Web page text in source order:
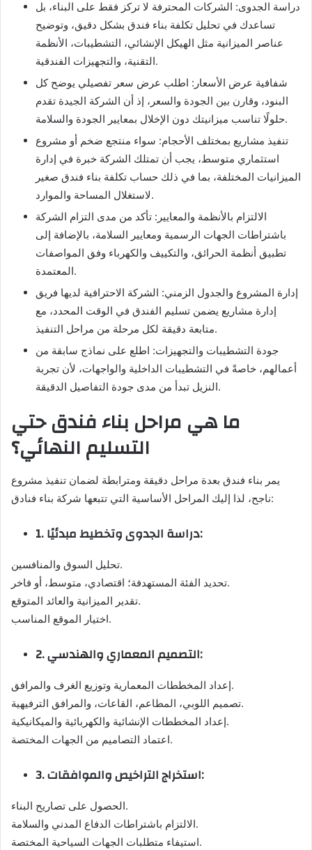
دراسة الجدوى: الشركات المحترفة لا تركز فقط على البناء، بل
تساعدك في تحليل تكلفة بناء فندق بشكل دقيق، وتوضيح
عناصر الميزانية مثل الهيكل الإنشائي، التشطيبات، الأنظمة
التقنية، والتجهيزات الفندقية.
شفافية عرض الأسعار: اطلب عرض سعر تفصيلي يوضح كل
البنود، وقارن بين الجودة والسعر، إذ أن الشركة الجيدة تقدم
حلولًا تناسب ميزانيتك دون الإخلال بمعايير الجودة والسلامة.
تنفيذ مشاريع بمختلف الأحجام: سواء منتجع ضخم أو مشروع
استثماري متوسط، يجب أن تمتلك الشركة خبرة في إدارة
الميزانيات المختلفة، بما في ذلك حساب تكلفة بناء فندق صغير
لاستغلال المساحة والموارد.
الالتزام بالأنظمة والمعايير: تأكد من مدى التزام الشركة
باشتراطات الجهات الرسمية ومعايير السلامة، بالإضافة إلى
تطبيق أنظمة الحرائق، والتكييف والكهرباء وفق المواصفات
المعتمدة.
إدارة المشروع والجدول الزمني: الشركة الاحترافية لديها فريق
إدارة مشاريع يضمن تسليم الفندق في الوقت المحدد، مع
متابعة دقيقة لكل مرحلة من مراحل التنفيذ.
جودة التشطيبات والتجهيزات: اطلع على نماذج سابقة من
أعمالهم، خاصةً في التشطيبات الداخلية والواجهات، لأن تجربة
النزيل تبدأ من مدى جودة التفاصيل الدقيقة.
ما هي مراحل بناء فندق حتي
التسليم النهائي؟
يمر بناء فندق بعدة مراحل دقيقة ومترابطة لضمان تنفيذ مشروع
ناجح، لذا إليك المراحل الأساسية التي تتبعها شركة بناء فنادق:
1. دراسة الجدوى وتخطيط مبدئيًا:
تحليل السوق والمنافسين.
تحديد الفئة المستهدفة؛ اقتصادي، متوسط، أو فاخر.
تقدير الميزانية والعائد المتوقع.
اختيار الموقع المناسب.
2. التصميم المعماري والهندسي:
إعداد المخططات المعمارية وتوزيع الغرف والمرافق.
تصميم اللوبي، المطاعم، القاعات، والمرافق الترفيهية.
إعداد المخططات الإنشائية والكهربائية والميكانيكية.
اعتماد التصاميم من الجهات المختصة.
3. استخراج التراخيص والموافقات:
الحصول على تصاريح البناء.
الالتزام باشتراطات الدفاع المدني والسلامة.
استيفاء متطلبات الجهات السياحية المختصة.